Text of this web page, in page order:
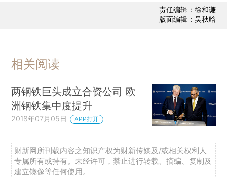
责任编辑：徐和谦
版面编辑：吴秋晗
相关阅读
两钢铁巨头成立合资公司 欧
洲钢铁集中度提升
2018年07月05日 APP打开
财新网所刊载内容之知识产权为财新传媒及/或相关权利人
专属所有或持有。未经许可，禁止进行转载、摘编、复制及
建立镜像等任何使用。